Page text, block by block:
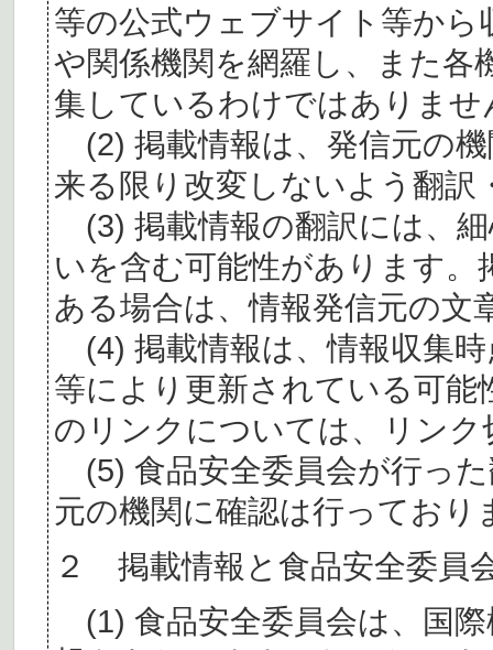
等の公式ウェブサイト等か
や関係機関を網羅し、また各
集しているわけではありませ
(2) 掲載情報は、発信元の
来る限り改変しないよう翻訳
(3) 掲載情報の翻訳には、
いを含む可能性があります。
ある場合は、情報発信元の文
(4) 掲載情報は、情報収集
等により更新されている可
のリンクについては、リン
(5) 食品安全委員会が行っ
元の機関に確認は行っており
２ 掲載情報と食品安全委員
(1) 食品安全委員会は、国